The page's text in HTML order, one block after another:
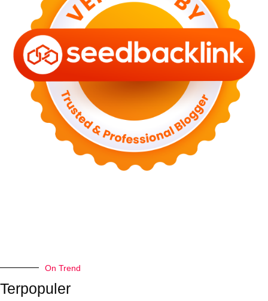
On Trend
Terpopuler